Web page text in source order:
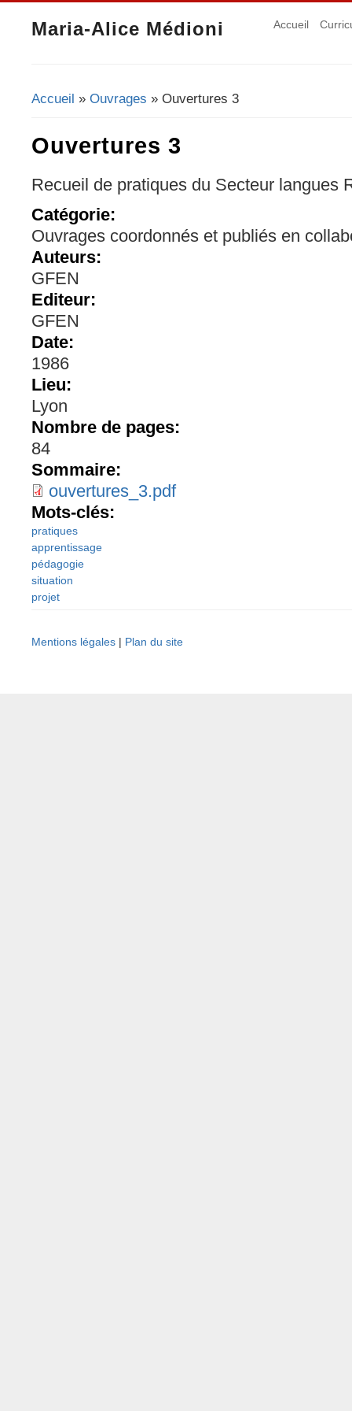
Maria-Alice Médioni Accueil
Vous êtes ici
Accueil » Ouvrages » Ouvertures 3
Ouvertures 3
Recueil de pratiques du Secteur langues
Catégorie:
Ouvrages coordonnés et publiés en
Auteurs:
GFEN
Editeur:
GFEN
Date:
1986
Lieu:
Lyon
Nombre de pages:
84
Sommaire:
ouvertures_3.pdf
Mots-clés:
pratiques
apprentissage
pédagogie
situation
projet
Mentions légales | Plan du site